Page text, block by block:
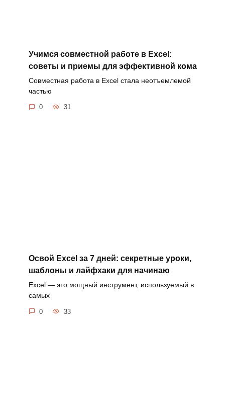
Учимся совместной работе в Excel:
советы и приемы для эффективной кома
Совместная работа в Excel стала неотъемлемой
частью
0 31
Освой Excel за 7 дней: секретные уроки,
шаблоны и лайфхаки для начинаю
Excel — это мощный инструмент, используемый в
самых
0 33